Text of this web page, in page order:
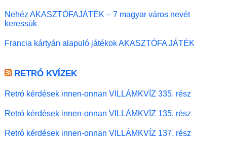
Nehéz AKASZTÓFAJÁTÉK – 7 magyar város nevét
keressük
Francia kártyán alapuló játékok AKASZTÓFA JÁTÉK
RETRÓ KVÍZEK
Retró kérdések innen-onnan VILLÁMKVÍZ 335. rész
Retró kérdések innen-onnan VILLÁMKVÍZ 135. rész
Retró kérdések innen-onnan VILLÁMKVÍZ 137. rész